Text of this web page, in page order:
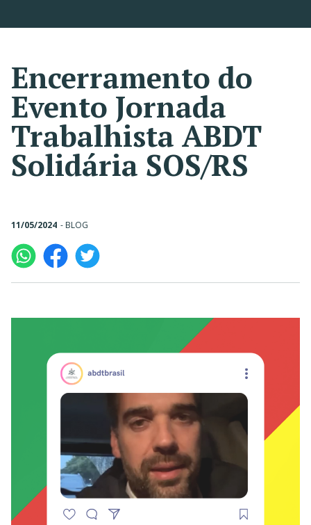
Encerramento do
Evento Jornada
Trabalhista ABDT
Solidária SOS/RS
11/05/2024 - BLOG